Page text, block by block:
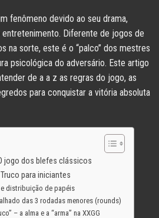
fenômeno devido ao seu drama,
Diferente de jogos de
na sorte, este é o “palco” dos mestres
psicológica do adversário. Este artigo
de a a z as regras do jogo, as
para conquistar a vitória absoluta
jogo dos blefes clássicos
para iniciantes
distribuição de papéis
das 3 rodadas menores (rounds)
– a alma e a “arma” na XXGG